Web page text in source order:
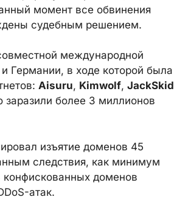
момент все обвинения
судебным решением.
международной
Германии, в ходе которой была
Aisuru, Kimwolf, JackSkid
более 3 миллионов
изъятие доменов 45
следствия, как минимум
конфискованных доменов
атак.